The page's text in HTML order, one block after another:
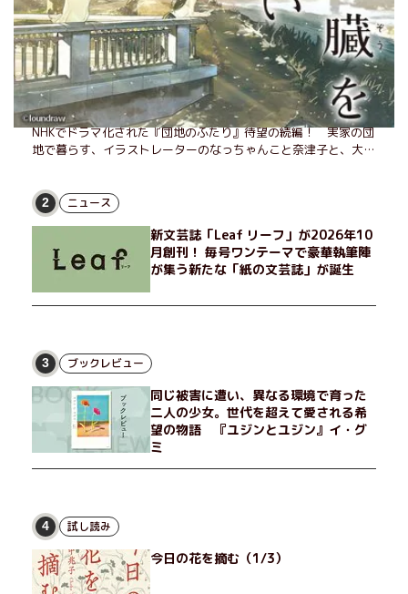
また団地のふたり(1/2)
また、あのふたりに会える――。小泉今日子&小林聡美W主演、
NHKでドラマ化された『団地のふたり』待望の続編！ 実家の団
地で暮らす、イラストレーターのなっちゃんこと奈津子と、大学
げたり、部屋でふたりだけの「台湾映画祭」を催したり。50代
独身、幼なじみの変わらぬ友情とささやかな幸せの日々を描く。
2 ニュース
新文芸誌「Leaf リーフ」が2026年10
月創刊！ 毎号ワンテーマで豪華執筆陣
が集う新たな「紙の文芸誌」が誕生
3 ブックレビュー
同じ被害に遭い、異なる環境で育った
二人の少女。世代を超えて愛される希
望の物語 『ユジンとユジン』イ・グ
ミ
4 試し読み
今日の花を摘む（1/3）